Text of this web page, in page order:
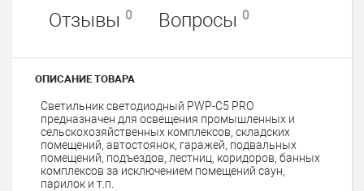
Отзывы 0 Вопросы 0
ОПИСАНИЕ ТОВАРА
Светильник светодиодный PWP-C5 PRO
предназначен для освещения промышленных и
сельскохозяйственных комплексов, складских
помещений, автостоянок, гаражей, подвальных
помещений, подъездов, лестниц, коридоров, банных
комплексов за исключением помещений саун,
парилок и т.п.